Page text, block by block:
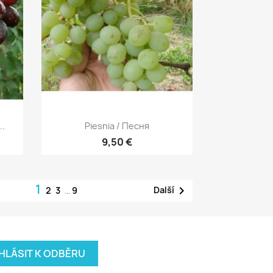
Rychlý náhled
Piesnia / Песня
9,50 €
123 … 9 Další